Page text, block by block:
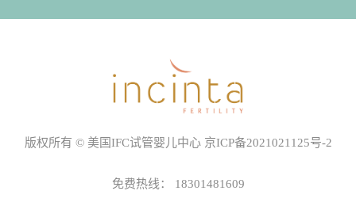
版权所有 © 美国IFC试管婴儿中心 京ICP备2021021125号-2
免费热线： 18301481609